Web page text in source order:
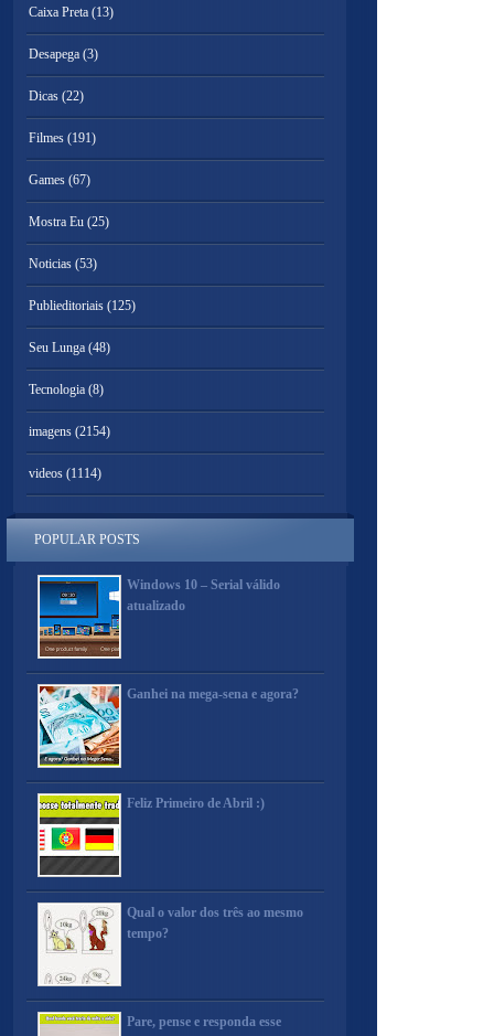
Caixa Preta (13)
Desapega (3)
Dicas (22)
Filmes (191)
Games (67)
Mostra Eu (25)
Noticias (53)
Publieditoriais (125)
Seu Lunga (48)
Tecnologia (8)
imagens (2154)
videos (1114)
POPULAR POSTS
Windows 10 – Serial válido
atualizado
Ganhei na mega-sena e agora?
Feliz Primeiro de Abril :)
Qual o valor dos três ao mesmo
tempo?
Pare, pense e responda esse